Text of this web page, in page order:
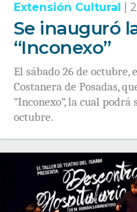
Extensión Cultural
Se inauguró
“Inconexo”
El sábado 26 de
Costanera de Posadas,
“Inconexo”, la cual
octubre.